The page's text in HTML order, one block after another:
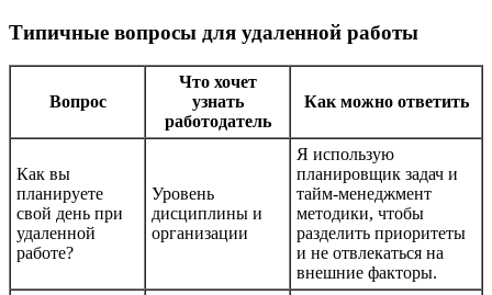
Типичные вопросы для удаленной работы
Вопрос
Что хочет
узнать
работодатель
Как можно ответить
Как вы
планируете
свой день при
удаленной
работе?
Уровень
дисциплины и
организации
Я использую
планировщик задач и
тайм-менеджмент
методики, чтобы
разделить приоритеты
и не отвлекаться на
внешние факторы.